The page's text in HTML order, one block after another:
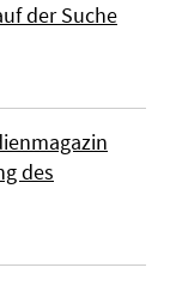
der Suche
des